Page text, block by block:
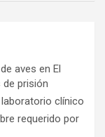
aves en El
prisión
clínico
requerido por